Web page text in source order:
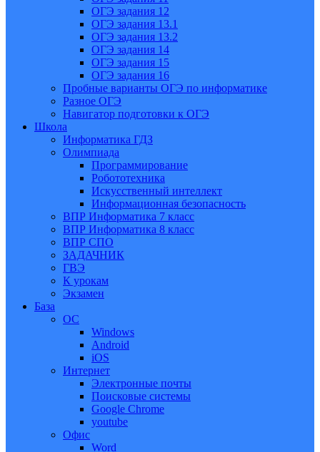
ОГЭ задания 12
ОГЭ задания 13.1
ОГЭ задания 13.2
ОГЭ задания 14
ОГЭ задания 15
ОГЭ задания 16
Пробные варианты ОГЭ по информатике
Разное ОГЭ
Навигатор подготовки к ОГЭ
Школа
Информатика ГДЗ
Олимпиада
Программирование
Робототехника
Искусственный интеллект
Информационная безопасность
ВПР Информатика 7 класс
ВПР Информатика 8 класс
ВПР СПО
ЗАДАЧНИК
ГВЭ
К урокам
Экзамен
База
ОС
Windows
Android
iOS
Интернет
Электронные почты
Поисковые системы
Google Chrome
youtube
Офис
Word